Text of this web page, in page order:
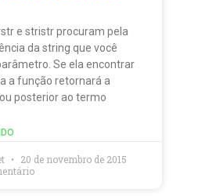
e stristr procuram pela
da string que você
Se ela encontrar
a função retornará a
posterior ao termo
20 de novembro de 2015